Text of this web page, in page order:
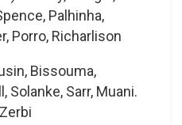
Palhinha,
Porro, Richarlison
Bissouma,
Solanke, Sarr, Muani.